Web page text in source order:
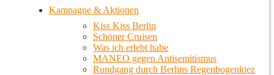
Kampagne & Aktionen
Kiss Kiss Berlin
Schöner Cruisen
Was ich erlebt habe
MANEO gegen Antisemitismus
Rundgang durch Berlins Regenbogenkiez